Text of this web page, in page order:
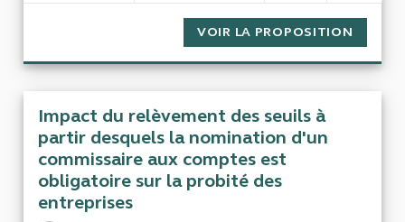
VOIR LA PROPOSITION
Impact du relèvement des seuils à
partir desquels la nomination d'un
commissaire aux comptes est
obligatoire sur la probité des
entreprises